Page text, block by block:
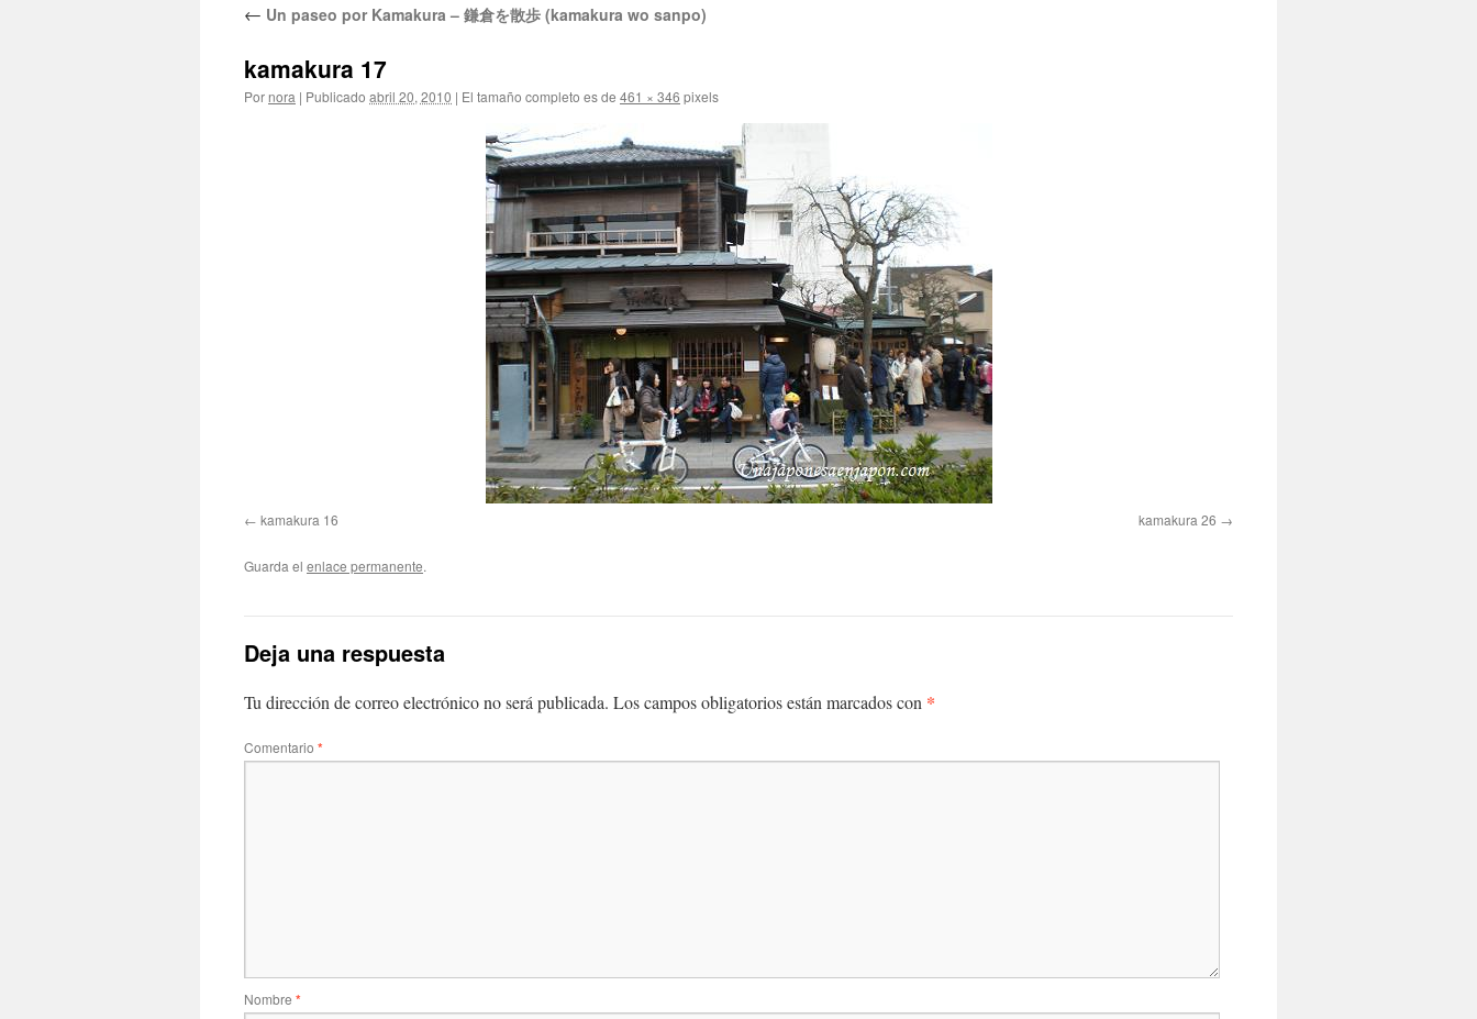
← Un paseo por Kamakura – 鎌倉を散歩 (kamakura wo sanpo)
kamakura 17
Por nora | Publicado abril 20, 2010 | El tamaño completo es de 461 × 346 pixels
kamakura 16 kamakura 26
Guarda el enlace permanente.
Deja una respuesta
Tu dirección de correo electrónico no será publicada. Los campos obligatorios están marcados con *
Comentario *
Nombre *